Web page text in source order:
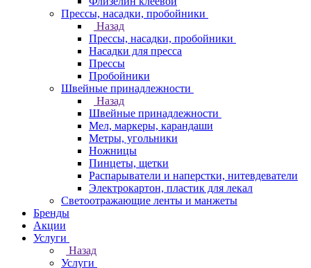
Прессы, насадки, пробойники
Назад
Прессы, насадки, пробойники
Насадки для пресса
Прессы
Пробойники
Швейные принадлежности
Назад
Швейные принадлежности
Мел, маркеры, карандаши
Метры, угольники
Ножницы
Пинцеты, щетки
Распарыватели и наперстки, нитевдеватели
Электрокартон, пластик для лекал
Светоотражающие ленты и манжеты
Бренды
Акции
Услуги
Назад
Услуги